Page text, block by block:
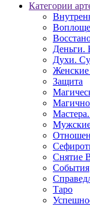
Категории
Деньги.
Духи.
Защита
Снятие
События
Таро